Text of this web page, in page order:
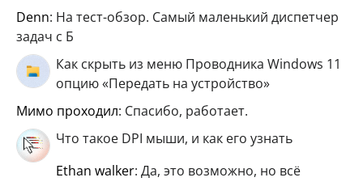
Denn: На тест-обзор. Самый маленький диспетчер
задач с Б
Как скрыть из меню Проводника Windows 11
опцию «Передать на устройство»
мимо проходил: Спасибо, работает.
Что такое DPI мыши, и как его узнать
ethan walker: Да, это возможно, но всё